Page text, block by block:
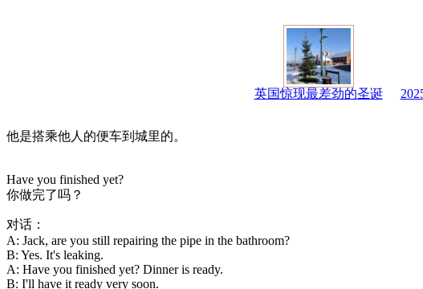
英国惊现最差劲的圣诞
他是搭乘他人的便车到城里的。
Have you finished yet?
你做完了吗？
对话：
A: Jack, are you still repairing the pipe in the bathroom?
B: Yes. It's leaking.
A: Have you finished yet? Dinner is ready.
B: I'll have it ready very soon.